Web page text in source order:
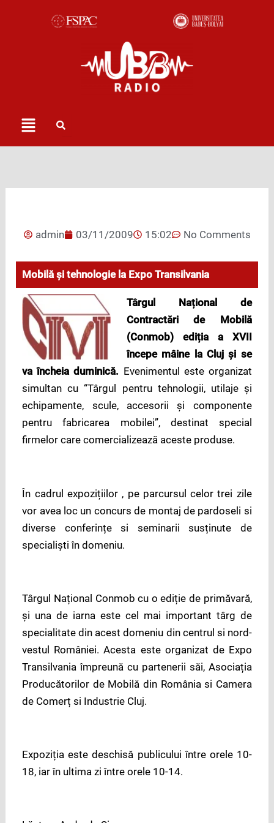
Menu
admin 03/11/2009 15:02 No Comments
Mobilă și tehnologie la Expo Transilvania
Târgul Național de
Contractări de Mobilă
(Conmob) ediția a XVII
începe mâine la Cluj și se
va încheia duminică. Evenimentul este organizat
simultan cu “Târgul pentru tehnologii, utilaje și
echipamente, scule, accesorii și componente
pentru fabricarea mobilei”, destinat special
firmelor care comercializează aceste produse.
În cadrul expozițiilor , pe parcursul celor trei zile
vor avea loc un concurs de montaj de pardoseli si
diverse conferințe si seminarii susținute de
specialiști în domeniu.
Târgul Național Conmob cu o ediție de primăvară,
și una de iarna este cel mai important târg de
specialitate din acest domeniu din centrul si nord-
vestul României. Acesta este organizat de Expo
Transilvania împreună cu partenerii săi, Asociația
Producătorilor de Mobilă din România si Camera
de Comerț si Industrie Cluj.
Expoziția este deschisă publicului între orele 10-
18, iar în ultima zi între orele 10-14.